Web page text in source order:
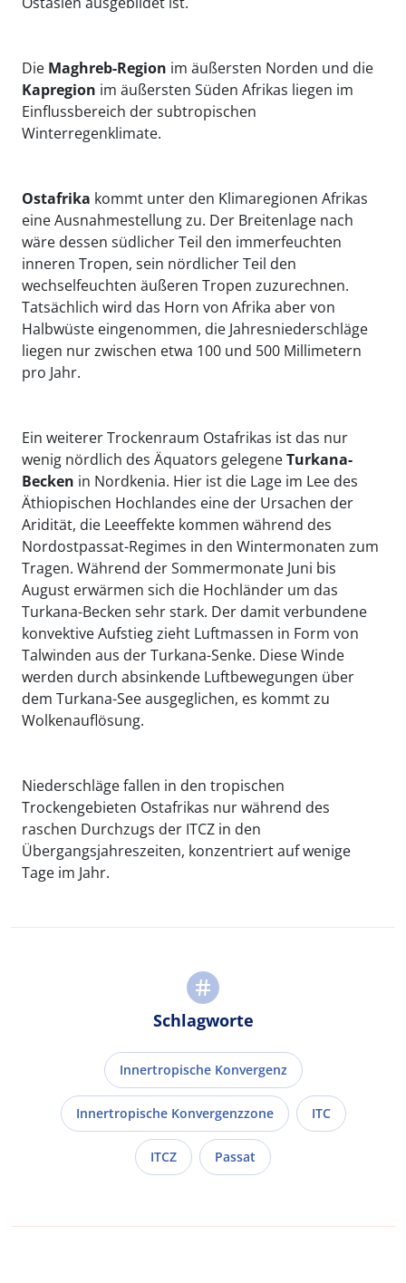
Die Maghreb-Region im äußersten Norden und die
Kapregion im äußersten Süden Afrikas liegen im
Einflussbereich der subtropischen
Winterregenklimate.
Ostafrika kommt unter den Klimaregionen Afrikas
eine Ausnahmestellung zu. Der Breitenlage nach
wäre dessen südlicher Teil den immerfeuchten
inneren Tropen, sein nördlicher Teil den
wechselfeuchten äußeren Tropen zuzurechnen.
Tatsächlich wird das Horn von Afrika aber von
Halbwüste eingenommen, die Jahresniederschläge
liegen nur zwischen etwa 100 und 500 Millimetern
pro Jahr.
Ein weiterer Trockenraum Ostafrikas ist das nur
wenig nördlich des Äquators gelegeneTurkana-
Becken in Nordkenia. Hier ist die Lage im Lee des
Äthiopischen Hochlandes eine der Ursachen der
Aridität, die Leeeffekte kommen während des
Nordostpassat-Regimes in den Wintermonaten zum
Tragen. Während der Sommermonate Juni bis
August erwärmen sich die Hochländer um das
Turkana-Becken sehr stark. Der damit verbundene
konvektive Aufstieg zieht Luftmassen in Form von
Talwinden aus der Turkana-Senke. Diese Winde
werden durch absinkende Luftbewegungen über
dem Turkana-See ausgeglichen, es kommt zu
Wolkenauflösung.
Niederschläge fallen in den tropischen
Trockengebieten Ostafrikas nur während des
raschen Durchzugs der ITCZ in den
Übergangsjahreszeiten, konzentriert auf wenige
Tage im Jahr.
Schlagworte
Innertropische Konvergenz
Innertropische Konvergenzzone ITC
ITCZ Passat